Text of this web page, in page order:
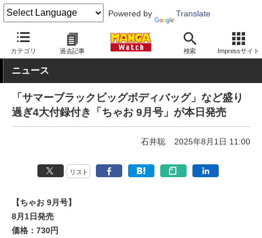
Powered by Translate
カテゴリ 過去記事 検索 Impressサイト
MANGA Watch 雑誌
ニュース
「サマーブラックビッグボディバッグ」など盛り
過ぎ4大付録付き「ちゃお 9月号」が本日発売
石井聡 2025年8月1日 11:00
リスト
【ちゃお 9月号】
8月1日発売
価格：730円